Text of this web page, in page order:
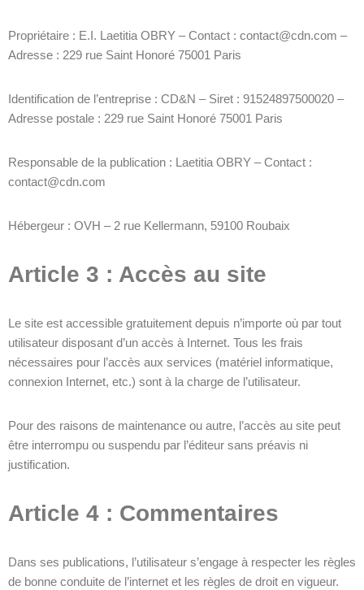
Propriétaire : E.I. Laetitia OBRY – Contact : contact@cdn.com –
Adresse : 229 rue Saint Honoré 75001 Paris
Identification de l’entreprise : CD&N – Siret : 91524897500020 –
Adresse postale : 229 rue Saint Honoré 75001 Paris
Responsable de la publication : Laetitia OBRY – Contact :
contact@cdn.com
Hébergeur : OVH – 2 rue Kellermann, 59100 Roubaix
Article 3 : Accès au site
Le site est accessible gratuitement depuis n’importe où par tout
utilisateur disposant d’un accès à Internet. Tous les frais
nécessaires pour l’accès aux services (matériel informatique,
connexion Internet, etc.) sont à la charge de l’utilisateur.
Pour des raisons de maintenance ou autre, l’accès au site peut
être interrompu ou suspendu par l’éditeur sans préavis ni
justification.
Article 4 : Commentaires
Dans ses publications, l’utilisateur s’engage à respecter les règles
de bonne conduite de l’internet et les règles de droit en vigueur.